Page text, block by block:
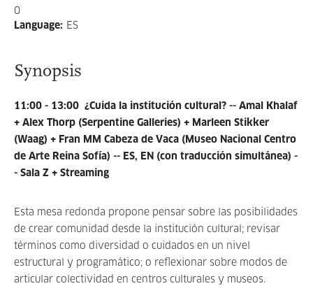
0
Language: ES
Synopsis
11:00 - 13:00 ¿Cuida la institución cultural? -- Amal Khalaf
+ Alex Thorp (Serpentine Galleries) + Marleen Stikker
(Waag) + Fran MM Cabeza de Vaca (Museo Nacional Centro
de Arte Reina Sofía) -- ES, EN (con traducción simultánea) -
- Sala Z + Streaming
Esta mesa redonda propone pensar sobre las posibilidades
de crear comunidad desde la institución cultural; revisar
términos como diversidad o cuidados en un nivel
estructural y programático; o reflexionar sobre modos de
articular colectividad en centros culturales y museos.